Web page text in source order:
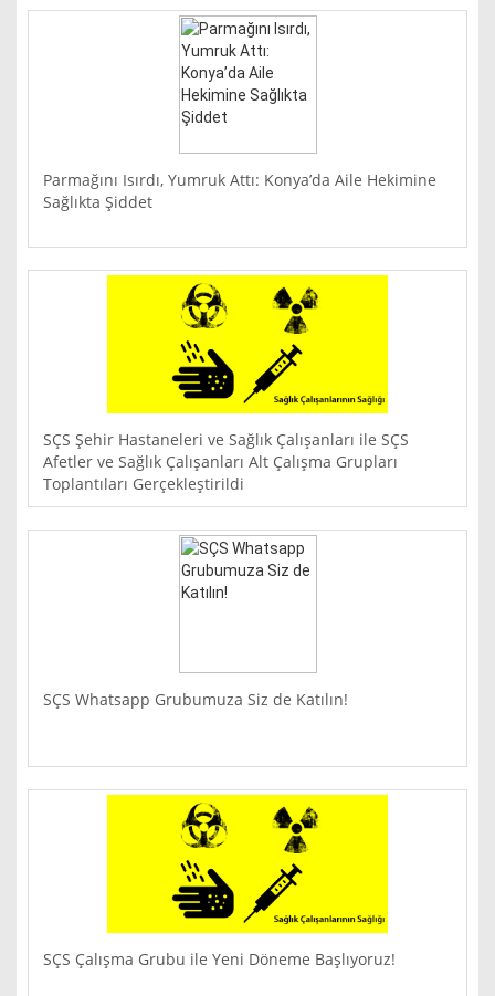
Parmağını Isırdı, Yumruk Attı: Konya’da Aile Hekimine
Sağlıkta Şiddet
SÇS Şehir Hastaneleri ve Sağlık Çalışanları ile SÇS
Afetler ve Sağlık Çalışanları Alt Çalışma Grupları
Toplantıları Gerçekleştirildi
SÇS Whatsapp Grubumuza Siz de Katılın!
SÇS Çalışma Grubu ile Yeni Döneme Başlıyoruz!